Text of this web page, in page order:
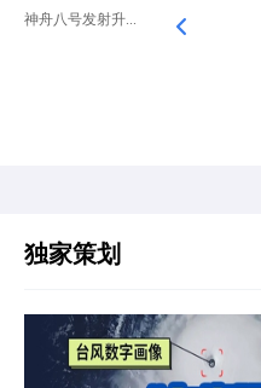
神舟八号发射升...
独家策划